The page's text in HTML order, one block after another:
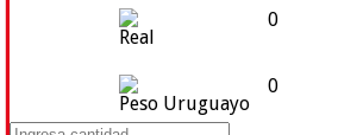
Real
0
Peso Uruguayo
0